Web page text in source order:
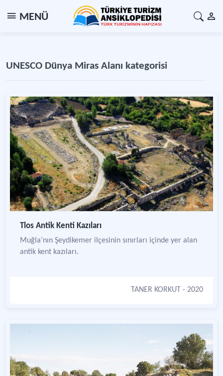
MENÜ
UNESCO Dünya Miras Alanı kategorisi
Tlos Antik Kenti Kazıları
Muğla’nın Şeydikemer ilçesinin sınırları içinde yer alan
antik kent kazıları.
TANER KORKUT - 2020